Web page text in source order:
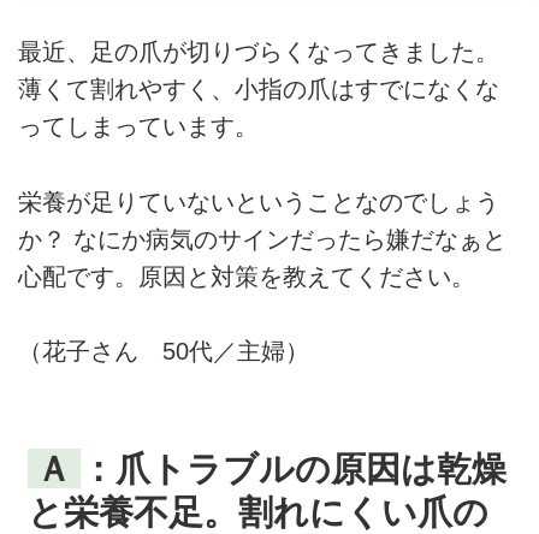
最近、足の爪が切りづらくなってきました。
薄くて割れやすく、小指の爪はすでになくな
ってしまっています。
栄養が足りていないということなのでしょう
か？ なにか病気のサインだったら嫌だなぁと
心配です。原因と対策を教えてください。
（花子さん 50代／主婦）
Ａ
：爪トラブルの原因は乾燥
と栄養不足。割れにくい爪の